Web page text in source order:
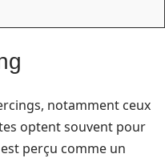
notamment ceux
optent souvent pour
perçu comme un